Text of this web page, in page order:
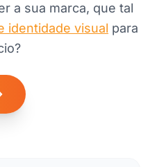
a sua marca, que tal
identidade visual para